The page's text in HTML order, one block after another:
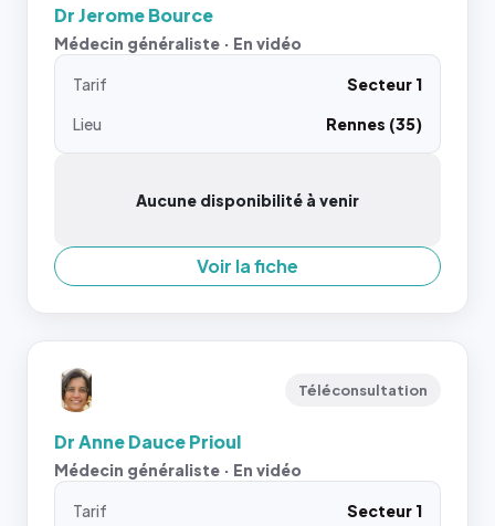
Dr Jerome Bource
Médecin généraliste · En vidéo
Tarif
Secteur 1
Lieu
Rennes (35)
Aucune disponibilité à venir
Voir la fiche
Téléconsultation
Dr Anne Dauce Prioul
Médecin généraliste · En vidéo
Tarif
Secteur 1